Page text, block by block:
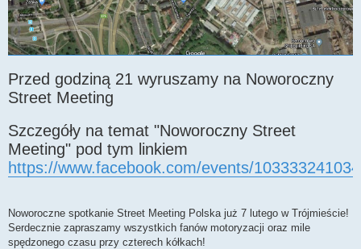
Przed godziną 21 wyruszamy na Noworoczny
Street Meeting
Szczegóły na temat "Noworoczny Street
Meeting" pod tym linkiem
https://www.facebook.com/events/
Noworoczne spotkanie Street Meeting Polska już 7 lutego w Trójmieście!
Serdecznie zapraszamy wszystkich fanów motoryzacji oraz mile
spędzonego czasu przy czterech kółkach!